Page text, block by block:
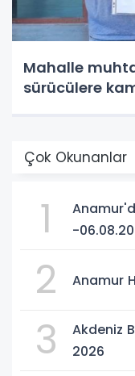
Mahalle
sürücülere
Çok Okunanlar
1
-
2 Anamur
3
Akdeniz
2026